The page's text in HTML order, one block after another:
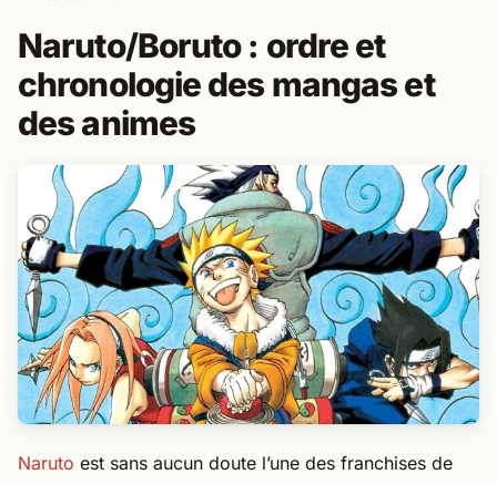
Naruto/Boruto : ordre et
chronologie des mangas et
des animes
Naruto est sans aucun doute l’une des franchises de